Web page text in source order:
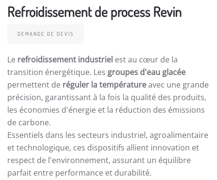
Refroidissement de process Revin
DEMANDE DE DEVIS
Le refroidissement industriel est au cœur de la
transition énergétique. Les groupes d'eau glacée
permettent de réguler la températureavec une grande
précision, garantissant à la fois la qualité des produits,
les économies d'énergie et la réduction des émissions
de carbone.
Essentiels dans les secteurs industriel, agroalimentaire
et technologique, ces dispositifs allient innovation et
respect de l'environnement, assurant un équilibre
parfait entre performance et durabilité.